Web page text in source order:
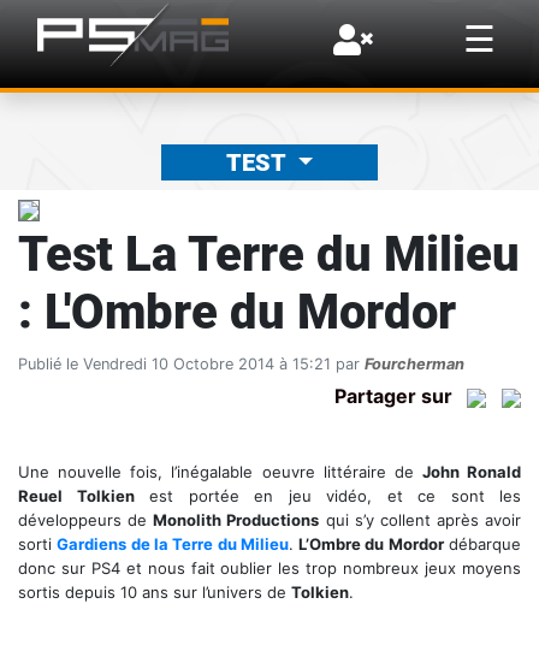
☰
×
TEST
Test La Terre du Milieu
: L'Ombre du Mordor
Publié le Vendredi 10 Octobre 2014 à 15:21 par Fourcherman
Partager sur
Une nouvelle fois, l’inégalable oeuvre littéraire de John Ronald
Reuel Tolkienest portée en jeu vidéo, et ce sont les
développeurs deMonolith Productions qui s’y collent après avoir
sortiGardiens de la Terre du Milieu.L’Ombre du Mordordébarque
donc sur PS4 et nous fait oublier les trop nombreux jeux moyens
sortis depuis 10 ans sur l’univers de Tolkien.